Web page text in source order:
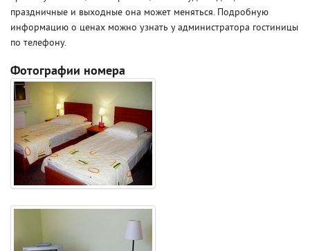
праздничные и выходные она может меняться. Подробную
информацию о ценах можно узнать у администратора гостиницы
по телефону.
Фотографии номера